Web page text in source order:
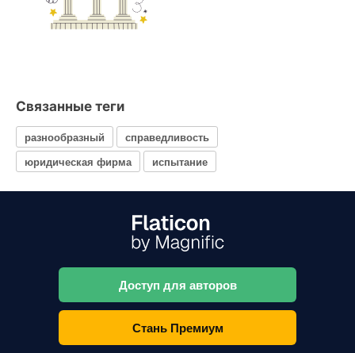
Связанные теги
разнообразный
справедливость
юридическая фирма
испытание
Доступ для авторов
Стань Премиум